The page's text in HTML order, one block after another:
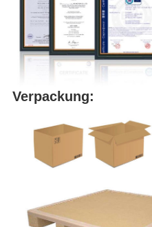
Verpackung: